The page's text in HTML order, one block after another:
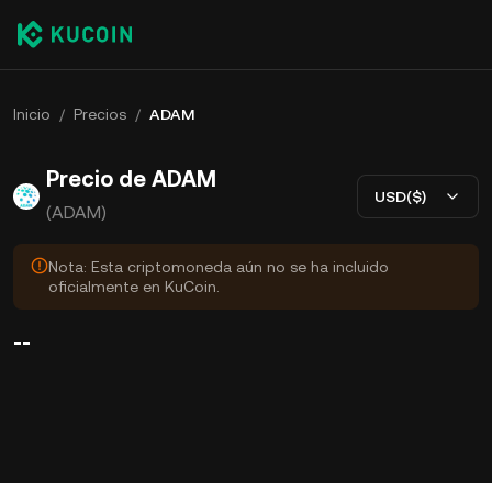
Inicio / Precios / ADAM
Precio de ADAM
(ADAM)
USD($)
Nota: Esta criptomoneda aún no se ha incluido
oficialmente en KuCoin.
--